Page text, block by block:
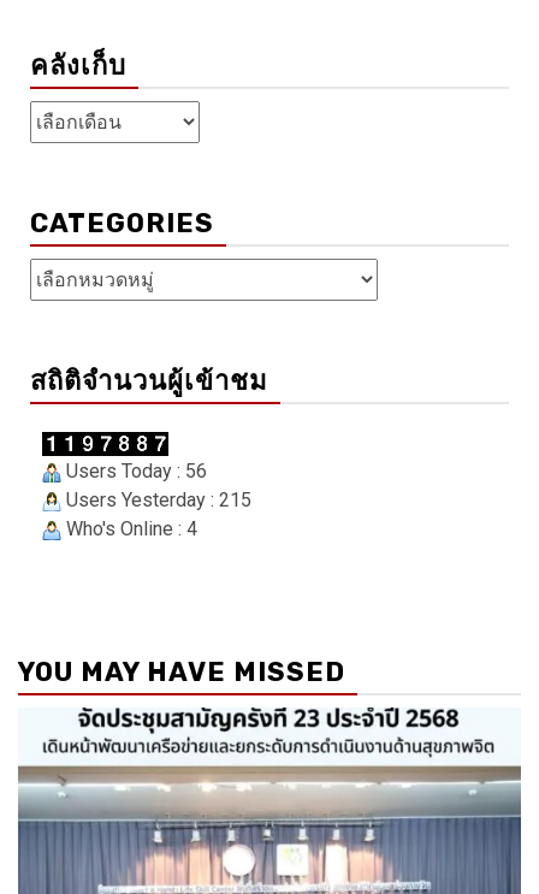
คลังเก็บ
คลัง
เก็บ
CATEGORIES
Categories
สถิติจำนวนผู้เข้าชม
Users Today : 56
Users Yesterday : 215
Who's Online : 4
YOU MAY HAVE MISSED